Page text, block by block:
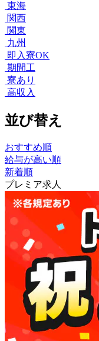
東海
関西
関東
九州
即入寮OK
期間工
寮あり
高収入
並び替え
おすすめ順
給与が高い順
新着順
プレミア求人